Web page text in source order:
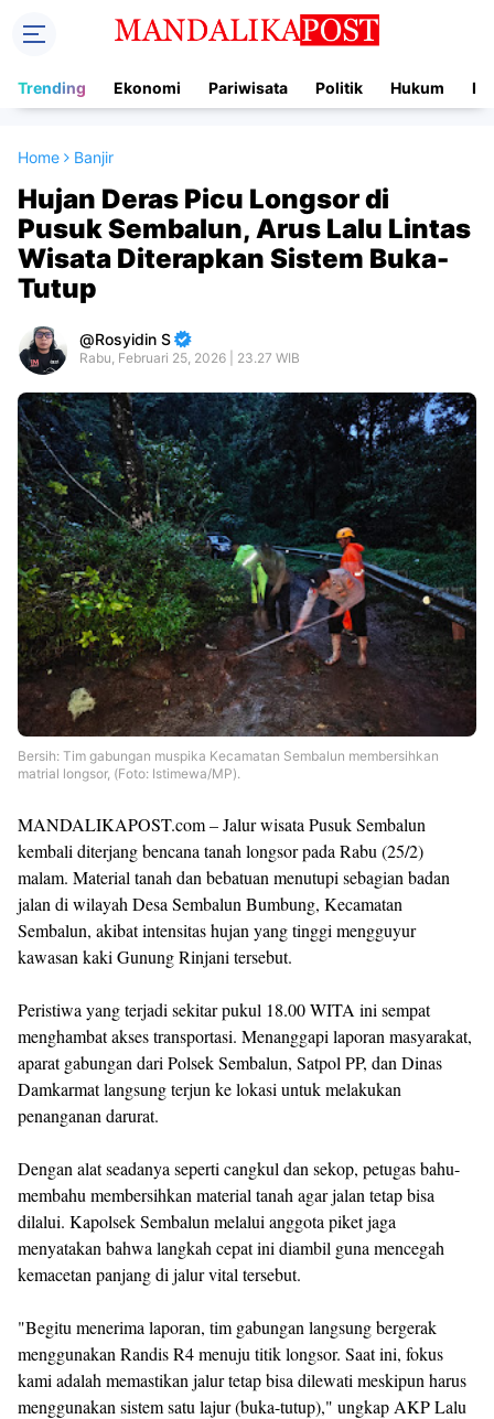
Trending Ekonomi Pariwisata Politik Hukum
Home Banjir
Hujan Deras Picu Longsor di
Pusuk Sembalun, Arus Lalu Lintas
Wisata Diterapkan Sistem Buka-
Tutup
Rosyidin S
Rabu, Februari 25, 2026 | 23.27 WIB
Bersih: Tim gabungan muspika Kecamatan Sembalun membersihkan
matrial longsor, (Foto: Istimewa/MP).
MANDALIKAPOST.com – Jalur wisata Pusuk Sembalun
kembali diterjang bencana tanah longsor pada Rabu (25/2)
malam. Material tanah dan bebatuan menutupi sebagian badan
jalan di wilayah Desa Sembalun Bumbung, Kecamatan
Sembalun, akibat intensitas hujan yang tinggi mengguyur
kawasan kaki Gunung Rinjani tersebut.
Peristiwa yang terjadi sekitar pukul 18.00 WITA ini sempat
menghambat akses transportasi. Menanggapi laporan masyarakat,
aparat gabungan dari Polsek Sembalun, Satpol PP, dan Dinas
Damkarmat langsung terjun ke lokasi untuk melakukan
penanganan darurat.
Dengan alat seadanya seperti cangkul dan sekop, petugas bahu-
membahu membersihkan material tanah agar jalan tetap bisa
dilalui. Kapolsek Sembalun melalui anggota piket jaga
menyatakan bahwa langkah cepat ini diambil guna mencegah
kemacetan panjang di jalur vital tersebut.
"Begitu menerima laporan, tim gabungan langsung bergerak
menggunakan Randis R4 menuju titik longsor. Saat ini, fokus
kami adalah memastikan jalur tetap bisa dilewati meskipun harus
menggunakan sistem satu lajur (buka-tutup)," ungkap AKP Lalu